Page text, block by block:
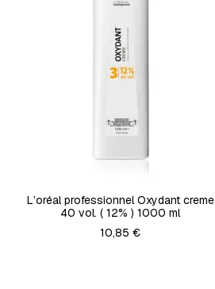
L’oréal professionnel Oxydant creme
40 vol. ( 12% ) 1000 ml
10,85 €